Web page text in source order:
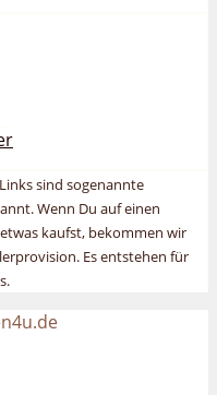
sind sogenannte
Wenn Du auf einen
kaufst, bekommen wir
Es entstehen für